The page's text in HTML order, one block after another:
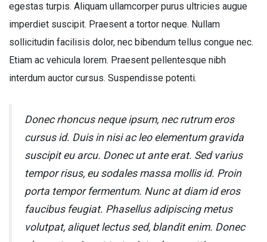
egestas turpis. Aliquam ullamcorper purus ultricies augue
imperdiet suscipit. Praesent a tortor neque. Nullam
sollicitudin facilisis dolor, nec bibendum tellus congue nec.
Etiam ac vehicula lorem. Praesent pellentesque nibh
interdum auctor cursus. Suspendisse potenti.
Donec rhoncus neque ipsum, nec rutrum eros
cursus id. Duis in nisi ac leo elementum gravida
suscipit eu arcu. Donec ut ante erat. Sed varius
tempor risus, eu sodales massa mollis id. Proin
porta tempor fermentum. Nunc at diam id eros
faucibus feugiat. Phasellus adipiscing metus
volutpat, aliquet lectus sed, blandit enim. Donec